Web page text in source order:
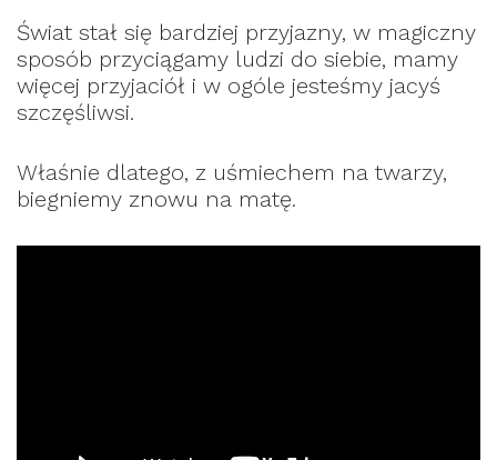
Świat stał się bardziej przyjazny, w magiczny
sposób przyciągamy ludzi do siebie, mamy
więcej przyjaciół i w ogóle jesteśmy jacyś
szczęśliwsi.
Właśnie dlatego, z uśmiechem na twarzy,
biegniemy znowu na matę.